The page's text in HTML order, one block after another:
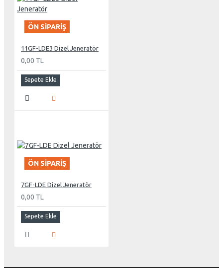
ÖN SIPARIŞ
11GF-LDE3 Dizel Jeneratör
0,00 TL
Sepete Ekle
ÖN SIPARIŞ
7GF-LDE Dizel Jeneratör
0,00 TL
Sepete Ekle